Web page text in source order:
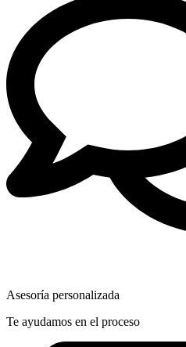
Asesoría personalizada
Te ayudamos en el proceso